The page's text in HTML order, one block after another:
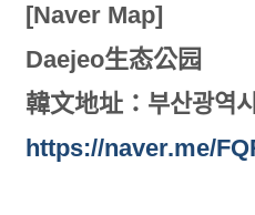
[Naver Map]
Daejeo生态公园
韓文地址：부산광역
https://naver.me/